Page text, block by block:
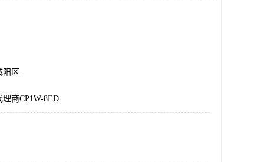
阳区
商CP1W-8ED